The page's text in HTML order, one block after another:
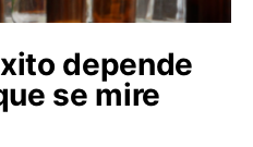
depende
se mire